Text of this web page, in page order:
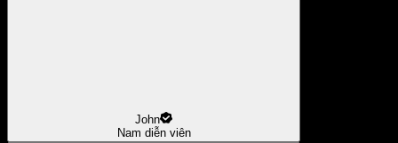
John
Nam diễn viên